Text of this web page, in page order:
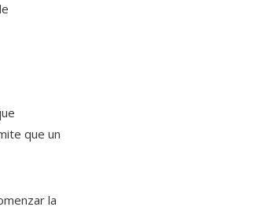
que un
la